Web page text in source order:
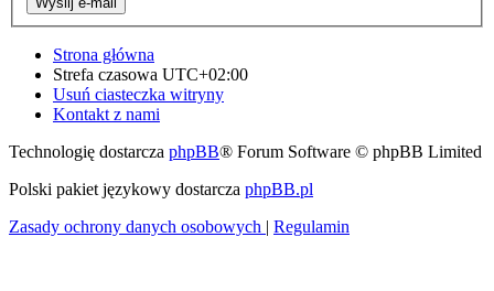
Strona główna
Strefa czasowa UTC+02:00
Usuń ciasteczka witryny
Kontakt z nami
Technologię dostarcza phpBB® Forum Software © phpBB Limited
Polski pakiet językowy dostarcza phpBB.pl
Zasady ochrony danych osobowych | Regulamin